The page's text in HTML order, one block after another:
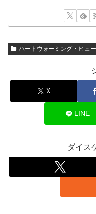
ハートウォーミング・ヒュ
X
LINE
ダイス